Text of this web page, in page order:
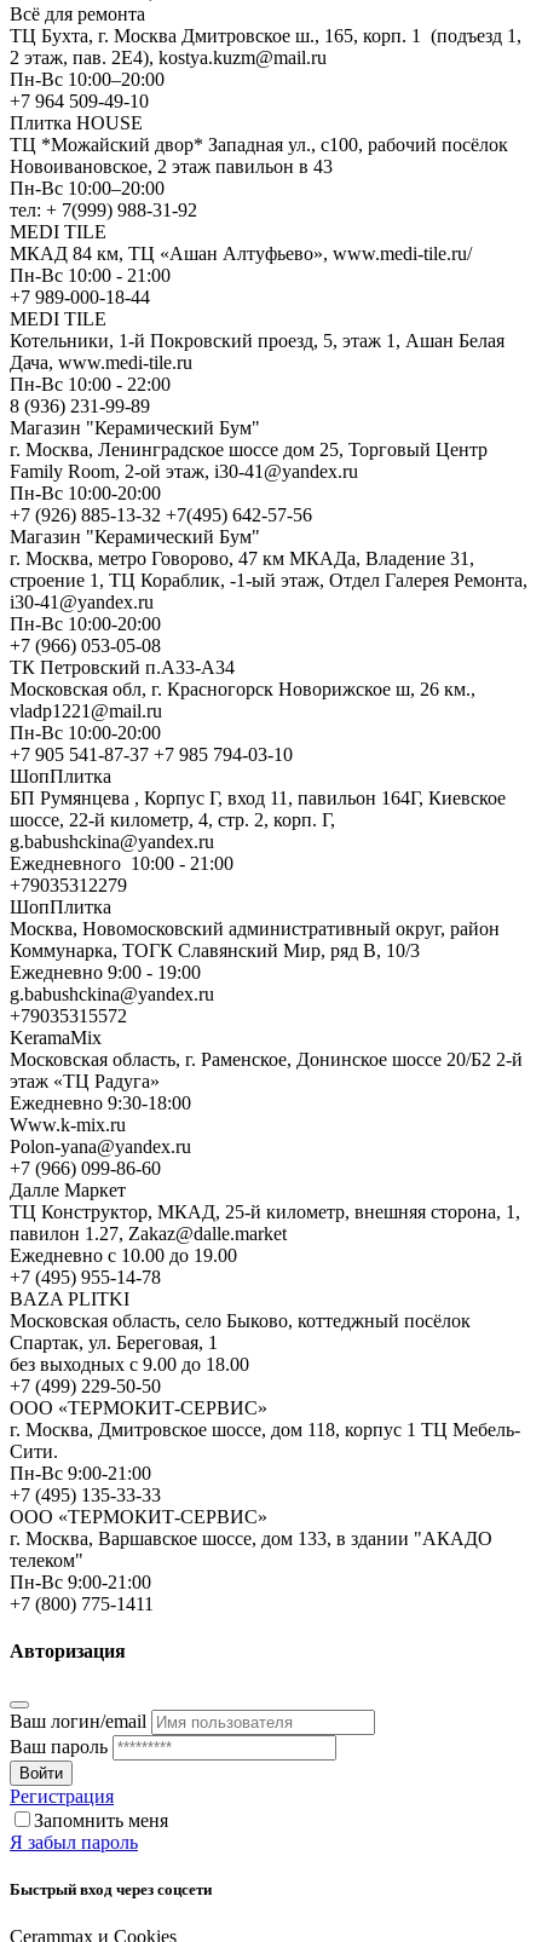
Всё для ремонта
ТЦ Бухта, г. Москва Дмитровское ш., 165, корп. 1 (подъезд 1,
2 этаж, пав. 2Е4), kostya.kuzm@mail.ru
Пн-Вс 10:00–20:00
+7 964 509-49-10
Плитка HOUSE
ТЦ *Можайский двор* Западная ул., с100, рабочий посёлок
Новоивановское, 2 этаж павильон в 43
Пн-Вс 10:00–20:00
тел: + 7(999) 988-31-92
MEDI TILE
МКАД 84 км, ТЦ «Ашан Алтуфьево», www.medi-tile.ru/
Пн-Вс 10:00 - 21:00
+7 989-000-18-44
MEDI TILE
Котельники, 1-й Покровский проезд, 5, этаж 1, Ашан Белая
Дача, www.medi-tile.ru
Пн-Вс 10:00 - 22:00
8 (936) 231-99-89
Магазин "Керамический Бум"
г. Москва, Ленинградское шоссе дом 25, Торговый Центр
Family Room, 2-ой этаж, i30-41@yandex.ru
Пн-Вс 10:00-20:00
+7 (926) 885-13-32 +7(495) 642-57-56
Магазин "Керамический Бум"
г. Москва, метро Говорово, 47 км МКАДа, Владение 31,
строение 1, ТЦ Кораблик, -1-ый этаж, Отдел Галерея Ремонта,
i30-41@yandex.ru
Пн-Вс 10:00-20:00
+7 (966) 053-05-08
ТК Петровский п.А33-А34
Московская обл, г. Красногорск Новорижское ш, 26 км.,
vladp1221@mail.ru
Пн-Вс 10:00-20:00
+7 905 541-87-37 +7 985 794-03-10
ШопПлитка
БП Румянцева , Корпус Г, вход 11, павильон 164Г, Киевское
шоссе, 22-й километр, 4, стр. 2, корп. Г,
g.babushckina@yandex.ru
Ежедневного 10:00 - 21:00
+79035312279
ШопПлитка
Москва, Новомосковский административный округ, район
Коммунарка, ТОГК Славянский Мир, ряд В, 10/3
Ежедневно 9:00 - 19:00
g.babushckina@yandex.ru
+79035315572
KeramaMix
Московская область, г. Раменское, Донинское шоссе 20/Б2 2-й
этаж «ТЦ Радуга»
Ежедневно 9:30-18:00
Www.k-mix.ru
Polon-yana@yandex.ru
+7 (966) 099-86-60
Далле Маркет
ТЦ Конструктор, МКАД, 25-й километр, внешняя сторона, 1,
павилон 1.27, Zakaz@dalle.market
Ежедневно с 10.00 до 19.00
+7 (495) 955-14-78
BAZA PLITKI
Московская область, село Быково, коттеджный посёлок
Спартак, ул. Береговая, 1
без выходных с 9.00 до 18.00
+7 (499) 229-50-50
ООО «ТЕРМОКИТ-СЕРВИС»
г. Москва, Дмитровское шоссе, дом 118, корпус 1 ТЦ Мебель-
Сити.
Пн-Вс 9:00-21:00
+7 (495) 135-33-33
ООО «ТЕРМОКИТ-СЕРВИС»
г. Москва, Варшавское шоссе, дом 133, в здании "АКАДО
телеком"
Пн-Вс 9:00-21:00
+7 (800) 775-1411
Авторизация
Ваш логин/email
Ваш пароль
Войти
Регистрация
Запомнить меня
Я забыл пароль
Быстрый вход через соцсети
Cerammax и Cookies